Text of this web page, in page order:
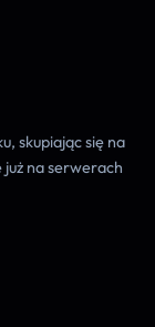
skupiając się na
już na serwerach